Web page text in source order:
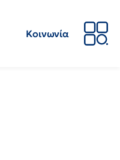
Κοινωνία